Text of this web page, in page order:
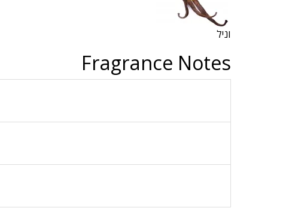
וניל
Fragrance Notes